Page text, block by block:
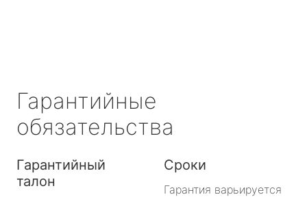
Гарантийные
обязательства
Гарантийный
талон
Сроки
Гарантия варьируется